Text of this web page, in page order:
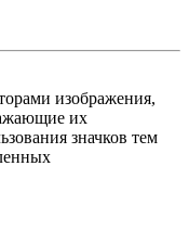
изображения,
их
значков тем